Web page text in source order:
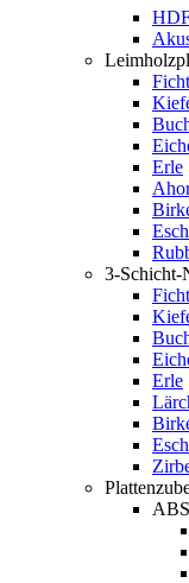
Erle
3-Schicht-
Erle